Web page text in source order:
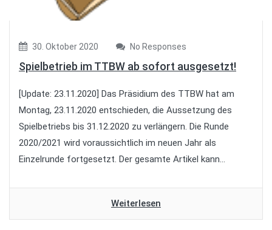
30. Oktober 2020 No Responses
Spielbetrieb im TTBW ab sofort ausgesetzt!
[Update: 23.11.2020] Das Präsidium des TTBW hat am
Montag, 23.11.2020 entschieden, die Aussetzung des
Spielbetriebs bis 31.12.2020 zu verlängern. Die Runde
2020/2021 wird voraussichtlich im neuen Jahr als
Einzelrunde fortgesetzt. Der gesamte Artikel kann...
Weiterlesen